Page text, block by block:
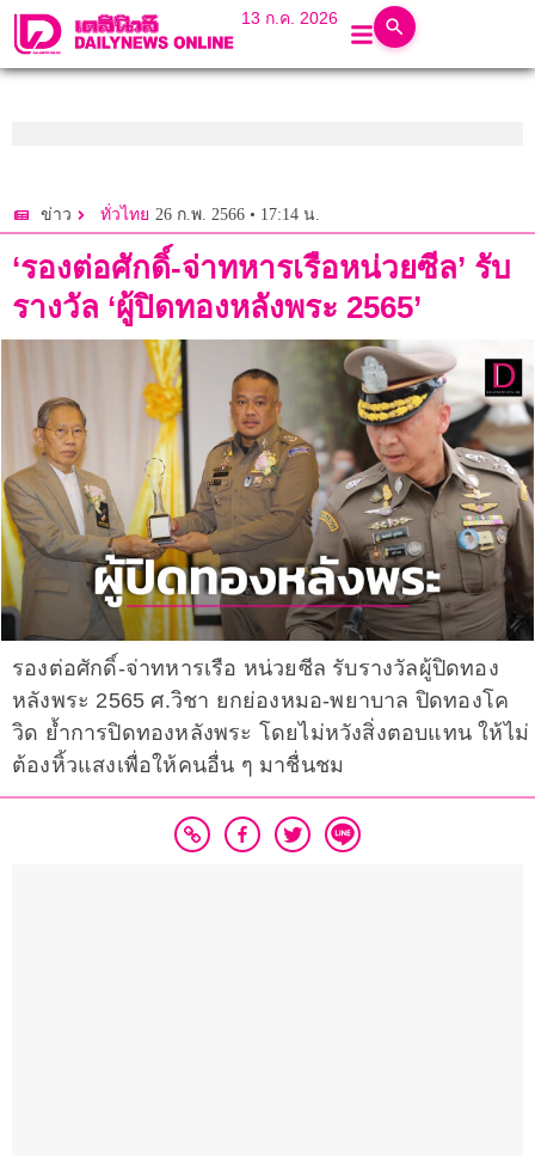
13 ก.ค. 2026
ข่าว ทั่วไทย 26 ก.พ. 2566 • 17:14 น.
‘รองต่อศักดิ์-จ่าทหารเรือหน่วยซีล’ รับ
รางวัล ‘ผู้ปิดทองหลังพระ 2565’
รองต่อศักดิ์-จ่าทหารเรือ หน่วยซีล รับรางวัลผู้ปิดทอง
หลังพระ 2565 ศ.วิชา ยกย่องหมอ-พยาบาล ปิดทองโค
วิด ย้ำการปิดทองหลังพระ โดยไม่หวังสิ่งตอบแทน ให้ไม่
ต้องหิ้วแสงเพื่อให้คนอื่น ๆ มาชื่นชม